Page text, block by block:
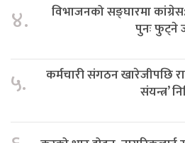
४.
विभाजनको सङ्घारमा
पुनः फुट्ने
५.
कर्मचारी संगठन खारेजीपछि
संयन्त्र’